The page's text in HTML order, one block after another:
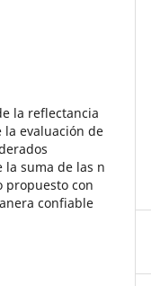
la reflectancia
evaluación de
suma de las n
propuesto con
confiable